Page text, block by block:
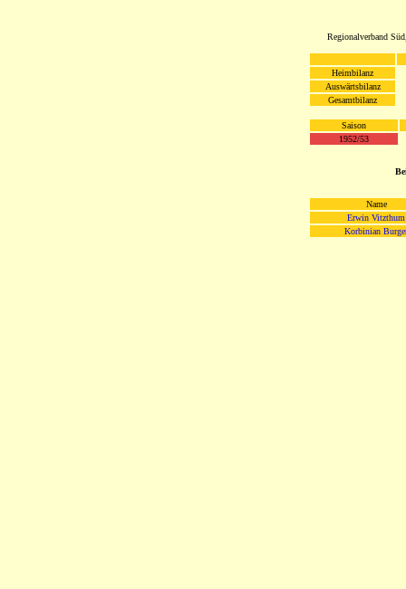
Regionalverband
Heimbilanz
Auswärtsbilanz
Gesamtbilanz
Saison
1952/53
Name
Erwin Vitzthum
Korbinian